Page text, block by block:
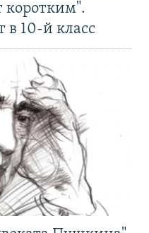
коротким".
в 10-й класс